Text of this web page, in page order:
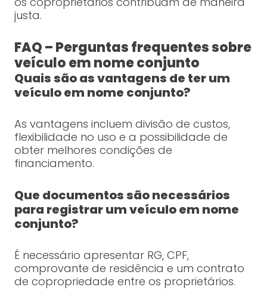
justa.
FAQ – Perguntas frequentes sobre
veículo em nome conjunto
Quais são as vantagens de ter um
veículo em nome conjunto?
As vantagens incluem divisão de custos,
flexibilidade no uso e a possibilidade de
obter melhores condições de
financiamento.
Que documentos são necessários
para registrar um veículo em nome
conjunto?
É necessário apresentar RG, CPF,
comprovante de residência e um contrato
de copropriedade entre os proprietários.